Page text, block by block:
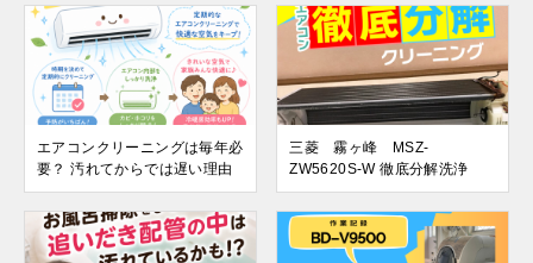
エアコンクリーニングは毎年必
要？ 汚れてからでは遅い理由
三菱 霧ヶ峰 MSZ-
ZW5620S-W 徹底分解洗浄